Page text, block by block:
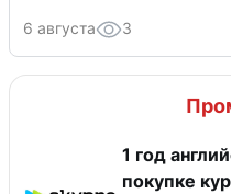
6 августа 3
1 год
покупке